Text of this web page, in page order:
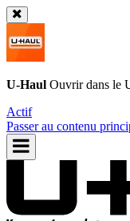
U-Haul Ouvrir dans le
Actif
Passer au contenu